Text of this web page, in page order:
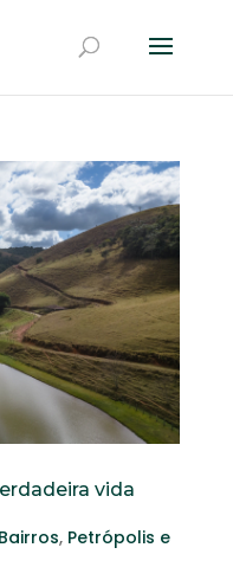
vida
Bairros, Petrópolis e